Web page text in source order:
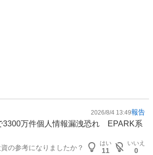
2026/8/4 13:49報告
3300万件個人情報漏洩恐れ EPARK系
の参考になりましたか？
はい
11
いいえ
0